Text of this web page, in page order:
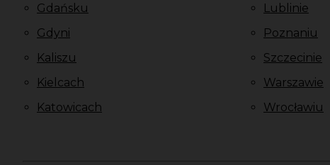
Gdańsku
Gdyni
Kaliszu
Kielcach
Katowicach
Lublinie
Poznaniu
Szczecinie
Warszawie
Wrocławiu